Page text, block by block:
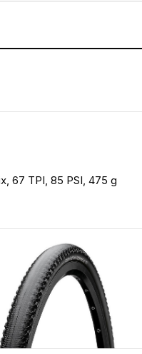
67 TPI, 85 PSI, 475 g